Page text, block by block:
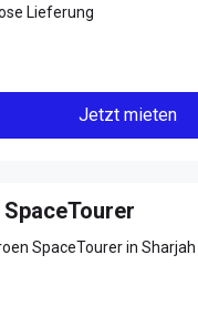
Lieferung
Jetzt mieten